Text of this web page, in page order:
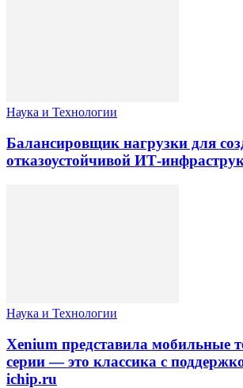
Наука и Технологии
Балансировщик нагрузки для
отказоустойчивой ИТ-
Наука и Технологии
Xenium представила мобильные
серии — это классика с
ichip.ru